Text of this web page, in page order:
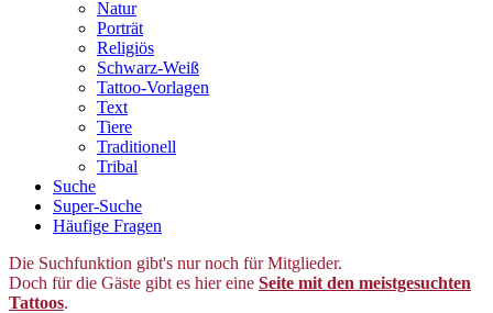
Natur
Porträt
Religiös
Schwarz-Weiß
Tattoo-Vorlagen
Text
Tiere
Traditionell
Tribal
Suche
Super-Suche
Häufige Fragen
Die Suchfunktion gibt's nur noch für Mitglieder.
Doch für die Gäste gibt es hier eine Seite mit den meistgesuchten
Tattoos.